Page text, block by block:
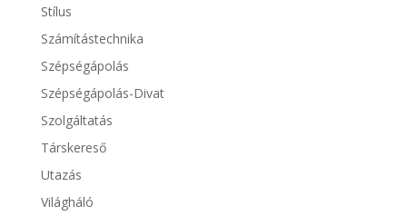
Stílus
Számítástechnika
Szépségápolás
Szépségápolás-Divat
Szolgáltatás
Társkereső
Utazás
Világháló